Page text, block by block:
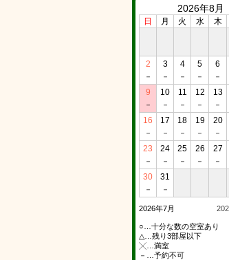
2026年8月
日 月 火 水 木
2
－
3
－
4
－
5
－
6
－
9
－
10
－
11
－
12
－
13
－
16
－
17
－
18
－
19
－
20
－
23
－
24
－
25
－
26
－
27
－
30
－
31
－
2026年7月
○…十分な数の空室あり
△…残り3部屋以下
╳…満室
－…予約不可